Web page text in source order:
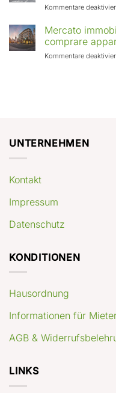
Kommentare
Mercato
comprare
Kommentare
UNTERNEHMEN
Kontakt
Impressum
Datenschutz
KONDITIONEN
Hausordnung
Informationen für
AGB &
LINKS